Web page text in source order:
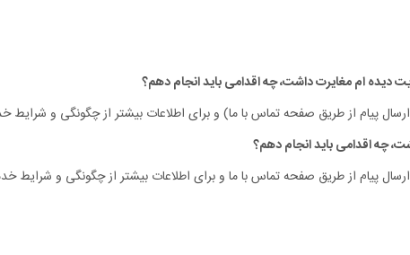
پیام از طریق صفحه تماس با ما) و برای اطلاعات بیشتر از چگونگی و شرایط
پیام از طریق صفحه تماس با ما و برای اطلاعات بیشتر از چگونگی و شرایط